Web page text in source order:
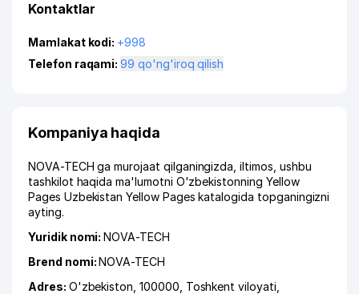
Kontaktlar
Mamlakat kodi: +998
Telefon raqami:
99 qo'ng'iroq qilish
Kompaniya haqida
NOVA-TECH ga murojaat qilganingizda, iltimos, ushbu
tashkilot haqida ma'lumotni O'zbekistonning Yellow
Pages Uzbekistan Yellow Pages katalogida topganingizni
ayting.
Yuridik nomi:NOVA-TECH
Brend nomi:NOVA-TECH
Adres: O'zbekiston, 100000, Toshkent viloyati